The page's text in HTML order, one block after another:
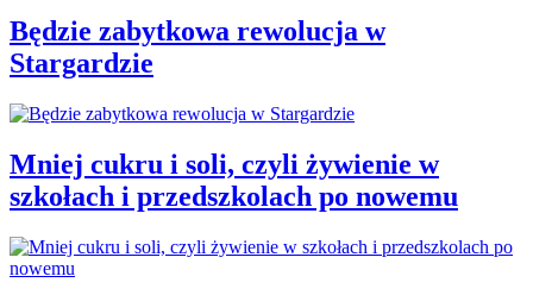
Będzie zabytkowa rewolucja w
Stargardzie
Mniej cukru i soli, czyli żywienie w
szkołach i przedszkolach po nowemu